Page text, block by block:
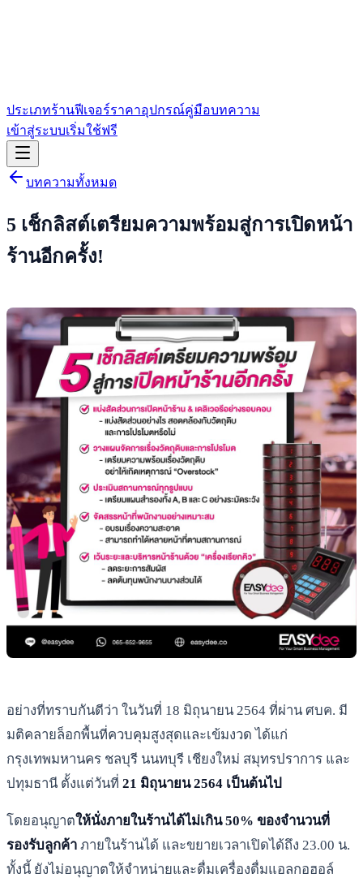
ประเภทร้านฟีเจอร์ราคาอุปกรณ์คู่มือบทความ
เข้าสู่ระบบเริ่มใช้ฟรี
บทความทั้งหมด
5 เช็กลิสต์เตรียมความพร้อมสู่การเปิดหน้า
ร้านอีกครั้ง!
อย่างที่ทราบกันดีว่า ในวันที่ 18 มิถุนายน 2564 ที่ผ่าน ศบค. มี
มติคลายล็อกพื้นที่ควบคุมสูงสุดและเข้มงวด ได้แก่
กรุงเทพมหานคร ชลบุรี นนทบุรี เชียงใหม่ สมุทรปราการ และ
ปทุมธานี ตั้งแต่วันที่ 21 มิถุนายน 2564 เป็นต้นไป
โดยอนุญาตให้นั่งภายในร้านได้ไม่เกิน 50% ของจำนวนที่
รองรับลูกค้า ภายในร้านได้ และขยายเวลาเปิดได้ถึง 23.00 น.
ทั้งนี้ ยังไม่อนุญาตให้จำหน่ายและดื่มเครื่องดื่มแอลกอฮอล์